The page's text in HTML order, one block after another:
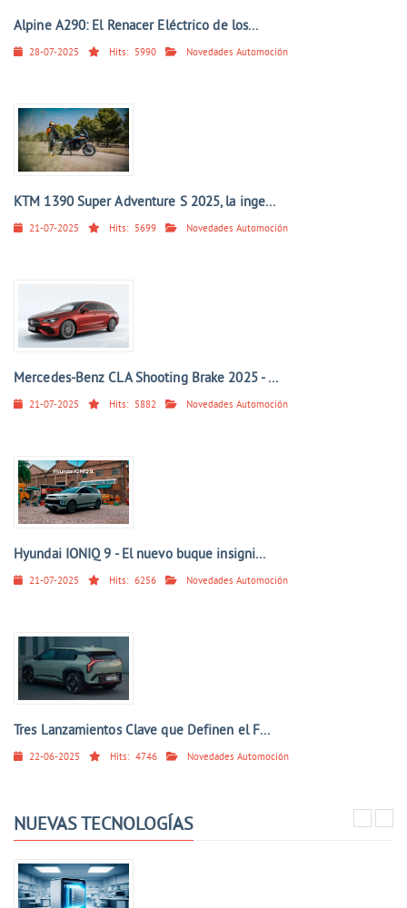
Alpine A290: El Renacer Eléctrico de los...
28-07-2025 Hits: 5990 Novedades Automoción
KTM 1390 Super Adventure S 2025, la inge...
21-07-2025 Hits: 5699 Novedades Automoción
Mercedes-Benz CLA Shooting Brake 2025 - ...
21-07-2025 Hits: 5882 Novedades Automoción
Hyundai IONIQ 9 - El nuevo buque insigni...
21-07-2025 Hits: 6256 Novedades Automoción
Tres Lanzamientos Clave que Definen el F...
22-06-2025 Hits: 4746 Novedades Automoción
NUEVAS TECNOLOGÍAS